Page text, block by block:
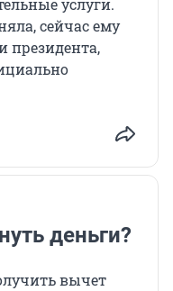
услуги.
сейчас ему
президента,
деньги?
вычет